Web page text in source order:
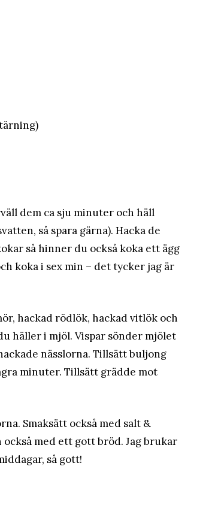
dem ca sju minuter och häll
så spara gärna). Hacka de
så hinner du också koka ett ägg
koka i sex min – det tycker jag är
hackad rödlök, hackad vitlök och
häller i mjöl. Vispar sönder mjölet
nässlorna. Tillsätt buljong
minuter. Tillsätt grädde mot
Smaksätt också med salt &
också med ett gott bröd. Jag brukar
så gott!